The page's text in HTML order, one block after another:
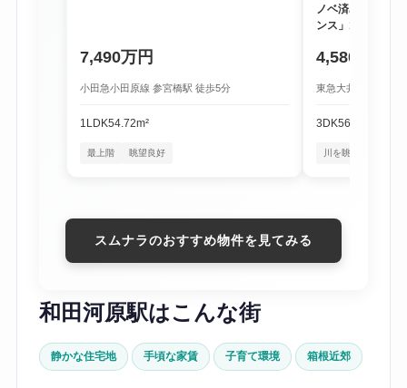
7,490万円
小田急小田原線 参宮橋駅 徒歩5分
1LDK54.72m²
最上階 眺望良好
ノベ済み物件「
ンス」1階
4,580万円
東急大井町線 尾山
3DK56.16m²
川を眺める暮らし
スムナラのおすすめ物件を見てみる
和田河原駅はこんな街
静かな住宅地 手頃な家賃 子育て環境 箱根近郊